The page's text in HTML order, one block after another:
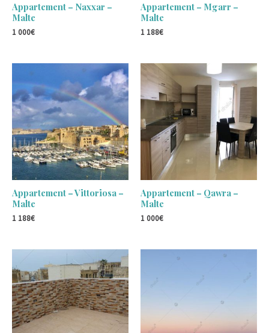
Appartement – Naxxar –
Malte
1 000€
Appartement – Mgarr –
Malte
1 188€
Appartement – Vittoriosa –
Malte
1 188€
Appartement – Qawra –
Malte
1 000€